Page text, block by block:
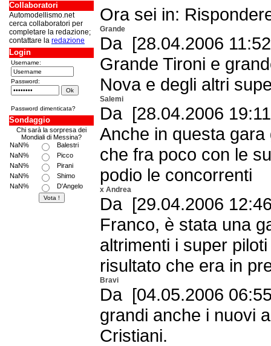
Collaboratori
Automodellismo.net
cerca collaboratori per
completare la redazione;
contattare la redazione
Login
Username:
Password:
Password dimenticata?
Sondaggio
Chi sarà la sorpresa dei
Mondiali di Messina?
NaN%
Balestri
NaN%
Picco
NaN%
Pirani
NaN%
Shimo
NaN%
D'Angelo
Ora sei in:
Grande
Da [28.04.2006
Grande Tironi e
Nova e degli altri
Salemi
Da [28.04.2006
Anche in questa
che fra poco con le
podio le concorrenti
x Andrea
Da [29.04.2006
Franco, è stata una
altrimenti i super
risultato che era in
Bravi
Da [04.05.2006
grandi anche i nuovi
Cristiani.